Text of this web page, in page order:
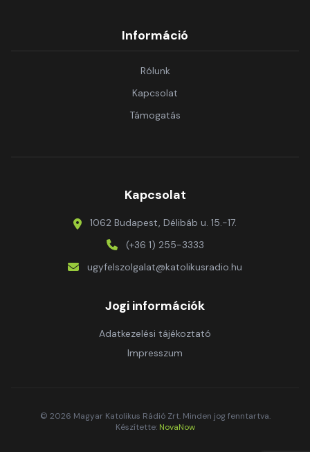
Információ
Rólunk
Kapcsolat
Támogatás
Kapcsolat
1062 Budapest, Délibáb u. 15.-17.
(+36 1) 255-3333
ugyfelszolgalat@katolikusradio.hu
Jogi információk
Adatkezelési tájékoztató
Impresszum
© 2026 Magyar Katolikus Rádió Zrt. Minden jog fenntartva.
Készítette: NovaNow